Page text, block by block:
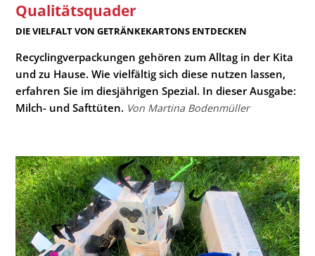
Qualitätsquader
:
DIE VIELFALT VON GETRÄNKEKARTONS ENTDECKEN
Recyclingverpackungen gehören zum Alltag in der Kita
und zu Hause. Wie vielfältig sich diese nutzen lassen,
erfahren Sie im diesjährigen Spezial. In dieser Ausgabe:
Milch- und Safttüten. Von Martina Bodenmüller